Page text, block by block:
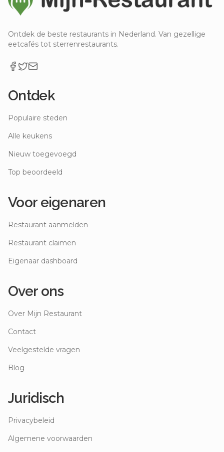
Ontdek de beste restaurants in Nederland. Van gezellige
eetcafés tot sterrenrestaurants.
Ontdek
Populaire steden
Alle keukens
Nieuw toegevoegd
Top beoordeeld
Voor eigenaren
Restaurant aanmelden
Restaurant claimen
Eigenaar dashboard
Over ons
Over Mijn Restaurant
Contact
Veelgestelde vragen
Blog
Juridisch
Privacybeleid
Algemene voorwaarden